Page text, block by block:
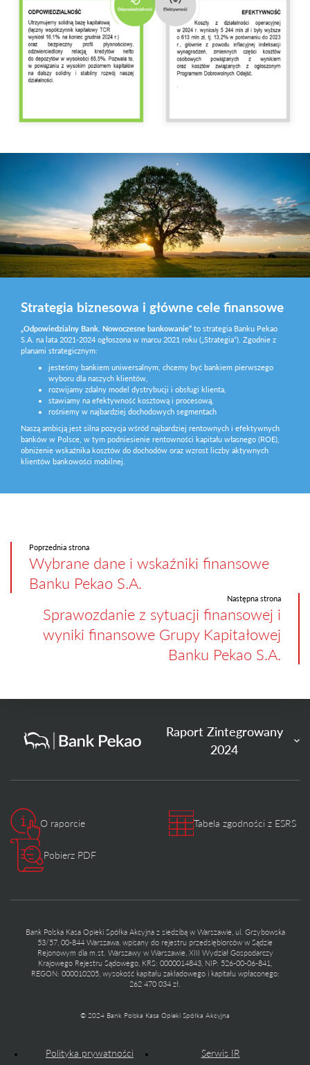
Strategia biznesowa i główne cele finansowe
„Odpowiedzialny Bank. Nowoczesne bankowanie” to strategia Banku Pekao
S.A. na lata 2021-2024 ogłoszona w marcu 2021 roku („Strategia”). Zgodnie z
planami strategicznym:
jesteśmy bankiem uniwersalnym, chcemy być bankiem pierwszego
wyboru dla naszych klientów,
rozwijamy zdalny model dystrybucji i obsługi klienta,
stawiamy na efektywność kosztową i procesową,
rośniemy w najbardziej dochodowych segmentach
Naszą ambicją jest silna pozycja wśród najbardziej rentownych i efektywnych
banków w Polsce, w tym podniesienie rentowności kapitału własnego (ROE),
obniżenie wskaźnika kosztów do dochodów oraz wzrost liczby aktywnych
klientów bankowości mobilnej.
Poprzednia strona
Wybrane dane i wskaźniki finansowe
Banku Pekao S.A.
Następna strona
Sprawozdanie z sytuacji finansowej i
wyniki finansowe Grupy Kapitałowej
Banku Pekao S.A.
Raport Zintegrowany
2024
O raporcie Tabela zgodności z ESRS
Pobierz PDF
Bank Polska Kasa Opieki Spółka Akcyjna z siedzibą w Warszawie, ul. Grzybowska
53/57, 00-844 Warszawa, wpisany do rejestru przedsiębiorców w Sądzie
Rejonowym dla m.st. Warszawy w Warszawie, XIII Wydział Gospodarczy
Krajowego Rejestru Sądowego, KRS: 0000014843, NIP: 526-00-06-841,
REGON: 000010205, wysokość kapitału zakładowego i kapitału wpłaconego:
262 470 034 zł.
© 2024 Bank Polska Kasa Opieki Spółka Akcyjna
Polityka prywatności Serwis IR